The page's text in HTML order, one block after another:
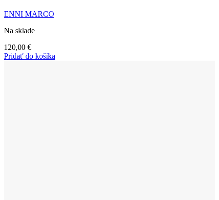
ENNI MARCO
Na sklade
120,00 €
Pridať do košíka